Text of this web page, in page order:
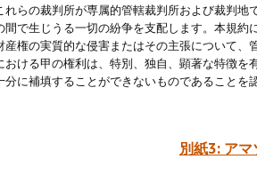
れらの裁判所が専属的管轄裁判所および裁判
間で生じうる一切の紛争を支配します。本規
産権の実質的な侵害またはその主張について
おける甲の権利は、特別、独自、顕著な特徴
分に補填することができないものであることを
別紙3: ア